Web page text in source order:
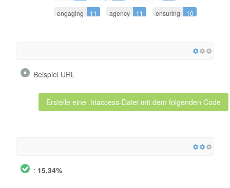
engaging
11 agency 11 ensuring 10
Beispiel URL
Erstelle eine .htaccess-Datei mit dem folgenden Code
: 15.34%